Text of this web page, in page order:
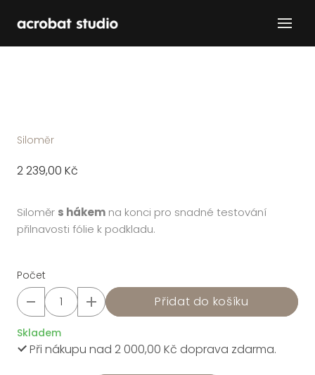
Menu
Siloměr
Cena:
2 239,00 Kč
Siloměr s hákem na konci pro snadné testování
přilnavosti fólie k podkladu.
Počet
Přidat do košíku
Skladem
Při nákupu nad 2 000,00 Kč doprava zdarma.